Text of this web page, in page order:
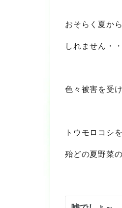
おそらく夏か
しれません・・
色々被害を受
トウモロコシ
殆どの夏野菜